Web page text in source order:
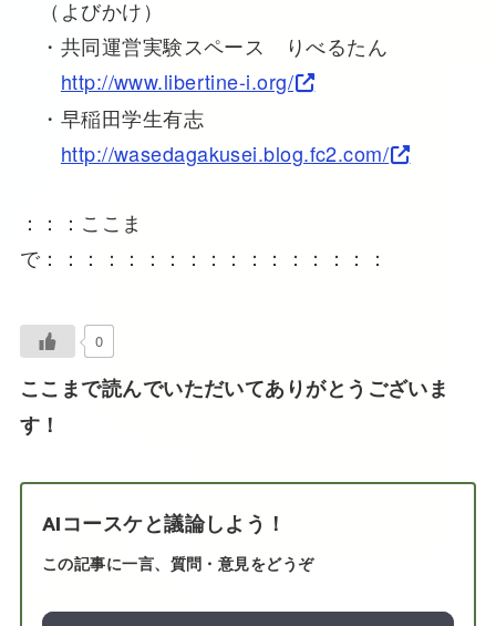
（よびかけ）
・共同運営実験スペース りべるたん
http://www.libertine-i.org/
・早稲田学生有志
http://wasedagakusei.blog.fc2.com/
：：：ここま
で：：：：：：：：：：：：：：：：：
0
ここまで読んでいただいてありがとうございま
す！
AIコースケと議論しよう！
この記事に一言、質問・意見をどうぞ